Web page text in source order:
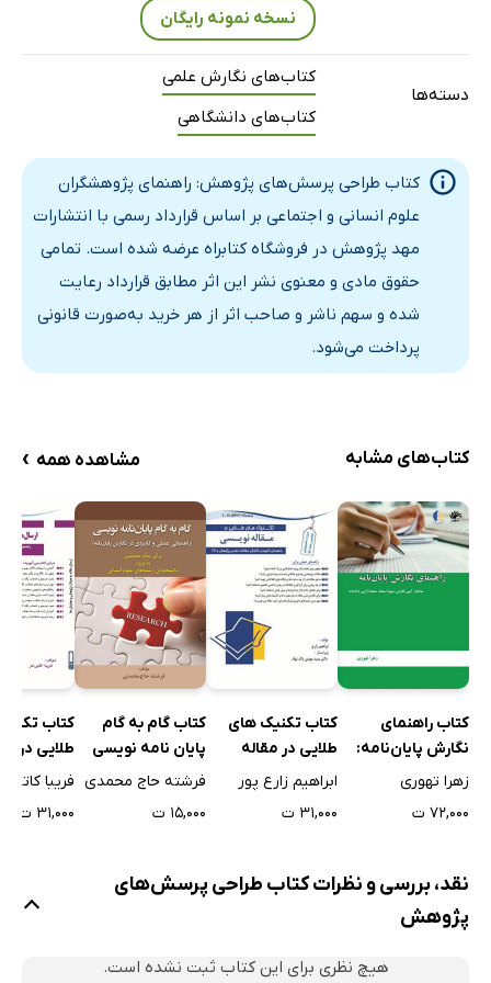
فصل دوم: چه عناصری پرسش پژوهش را تشکیل می‌دهند؟
موضوعات، اهداف و مقاصد پژوهش
شکل پرسش‌های پژوهش و محتوای آن‌ها
مسائل شکلی
پرسش‌های بسیار و دوگانگی‌های اشتباه
مشکلات مربوط به موضوع
پرسش‌های متافیزیکی
پرسش‌های هنجاری
انواع پرسش‌های پژوهش
پرسش‌های اطلاعاتی: چهار نوع پرسش توصیفی و دو نوع
پرسش توضیحی
نوع‌شناسی‌های هدف-محور
مقایسه
فرضیه‌ها
فرضیه‌ها چه هستند؟
فرضیه‌ها از کجا می‌آیند؟
فرضیه و طرح پژوهش
«پژوهش‌پذیری» پرسش
محدوده پرسش
اولویت‌بندی
نسخه نمونه رایگان
دسته‌ها
کتاب‌های نگارش علمی
کتاب‌های دانشگاهی
کتاب طراحی پرسش‌های پژوهش: راهنمای پژوهشگران
علوم انسانی و ‌اجتماعی بر اساس قرارداد رسمی با انتشارات
مهد پژوهش در فروشگاه کتابراه عرضه شده است. تمامی
حقوق مادی و معنوی نشر این اثر مطابق قرارداد رعایت
شده و سهم ناشر و صاحب اثر از هر خرید به‌صورت قانونی
پرداخت می‌شود.
کتاب‌های مشابه مشاهده همه ›
کتاب راهنمای
نگارش پایان‌نامه:
ساختار، آیین نگارش،
صفحه‌آرایی با Word
زهرا تهوری
۷۲,۰۰۰ ت
کتاب تکنیک های
طلایی در مقاله
نویسی
ابراهیم زارع پور
۳۱,۰۰۰ ت
کتاب گام به گام
پایان نامه نویسی
فرشته حاج محمدی
۱۵,۰۰۰ ت
کتاب
طلایی در
مقاله به
همایش‌ها
فریبا کاتبی
۳۱,۰۰۰ ت
نقد، بررسی و نظرات کتاب طراحی پرسش‌های
پژوهش
هیچ نظری برای این کتاب ثبت نشده است.